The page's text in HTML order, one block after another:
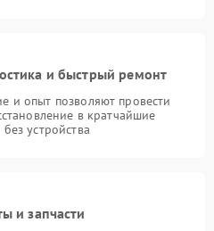
и быстрый ремонт
и опыт позволяют провести
в кратчайшие
устройства
и запчасти